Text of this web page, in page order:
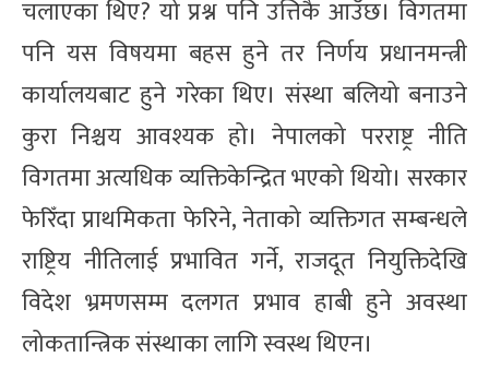
चलाएका थिए? यो प्रश्न पनि उत्तिकै आउँछ। विगतमा
पनि यस विषयमा बहस हुने तर निर्णय प्रधानमन्त्री
कार्यालयबाट हुने गरेका थिए। संस्था बलियो बनाउने
कुरा निश्चय आवश्यक हो। नेपालको परराष्ट्र नीति
विगतमा अत्यधिक व्यक्तिकेन्द्रित भएको थियो। सरकार
फेरिँदा प्राथमिकता फेरिने, नेताको व्यक्तिगत सम्बन्धले
राष्ट्रिय नीतिलाई प्रभावित गर्ने, राजदूत नियुक्तिदेखि
विदेश भ्रमणसम्म दलगत प्रभाव हाबी हुने अवस्था
लोकतान्त्रिक संस्थाका लागि स्वस्थ थिएन।